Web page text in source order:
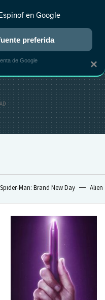
ANIME RANKINGS CINE
Spider-Man: Brand New Day Alien
×
en Google
preferida
de Google